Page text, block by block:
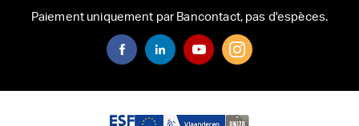
Paiement uniquement par Bancontact, pas d'espèces.